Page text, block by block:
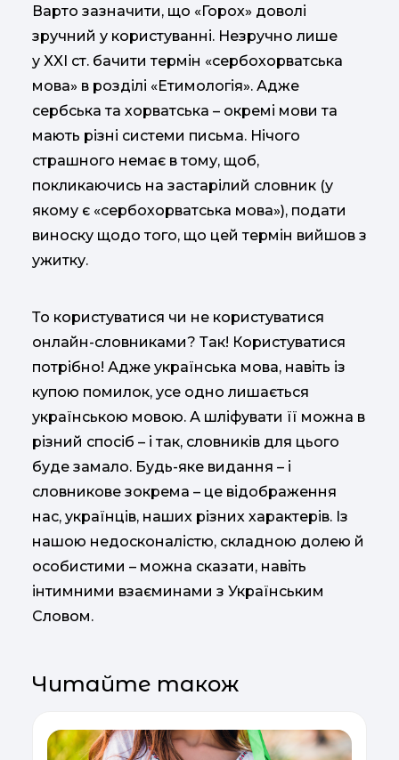
Варто зазначити, що «Горох» доволі
зручний у користуванні. Незручно лише
у XXI ст. бачити термін «сербохорватська
мова» в розділі «Етимологія». Адже
сербська та хорватська – окремі мови та
мають різні системи письма. Нічого
страшного немає в тому, щоб,
покликаючись на застарілий словник (у
якому є «сербохорватська мова»), подати
виноску щодо того, що цей термін вийшов з
ужитку.
То користуватися чи не користуватися
онлайн-словниками? Так! Користуватися
потрібно! Адже українська мова, навіть із
купою помилок, усе одно лишається
українською мовою. А шліфувати її можна в
різний спосіб – і так, словників для цього
буде замало. Будь-яке видання – і
словникове зокрема – це відображення
нас, українців, наших різних характерів. Із
нашою недосконалістю, складною долею й
особистими – можна сказати, навіть
інтимними взаєминами з Українським
Словом.
Читайте також